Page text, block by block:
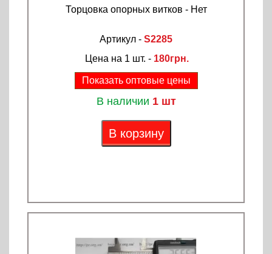
Торцовка опорных витков - Нет
Артикул - S2285
Цена на 1 шт. - 180грн.
Показать оптовые цены
В наличии 1 шт
В корзину